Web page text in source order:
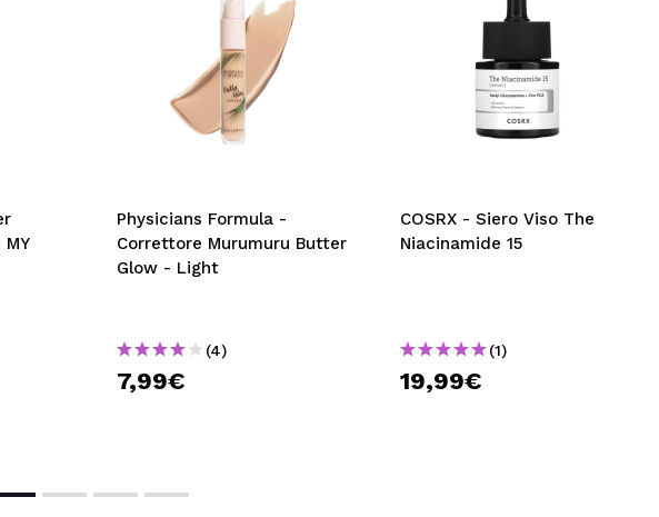
Physicians Formula -
Correttore Murumuru Butter
Glow - Light
(4)
7,99€
COSRX - Siero Viso The
Niacinamide 15
(1)
19,99€